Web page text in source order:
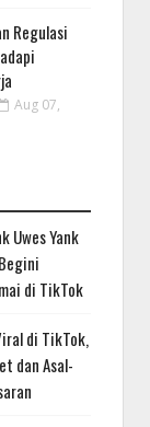
Regulasi
Aug 07,
Uwes Yank
di TikTok
di TikTok,
dan Asal-